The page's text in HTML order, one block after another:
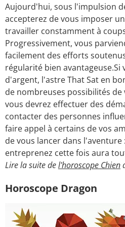
Aujourd'hui, sous l'impulsion
accepterez de vous imposer
travailler constamment à
Progressivement, vous
facilement des efforts
régularité bien avantageuse.Si
d'argent, l'astre That Sat en
de nombreuses possibilités de
vous devrez effectuer des
contacter des personnes
faire appel à certains de vos
de vous lancer dans l'aventure
entreprenez cette fois aura
Lire la suite del'horoscope Chien
Horoscope Dragon